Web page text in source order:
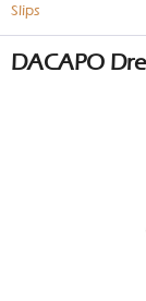
Slips
DACAPO